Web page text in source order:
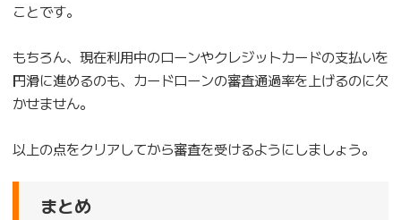
ことです。
もちろん、現在利用中のローンやクレジットカードの支払いを
円滑に進めるのも、カードローンの審査通過率を上げるのに欠
かせません。
以上の点をクリアしてから審査を受けるようにしましょう。
まとめ